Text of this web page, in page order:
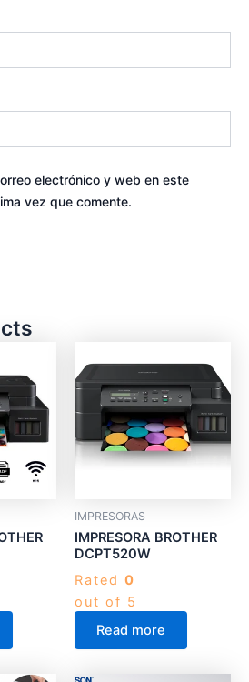
electrónico y web en este
vez que comente.
IMPRESORAS
IMPRESORA BROTHER
DCPT520W
Rated 0
out of 5
Read more